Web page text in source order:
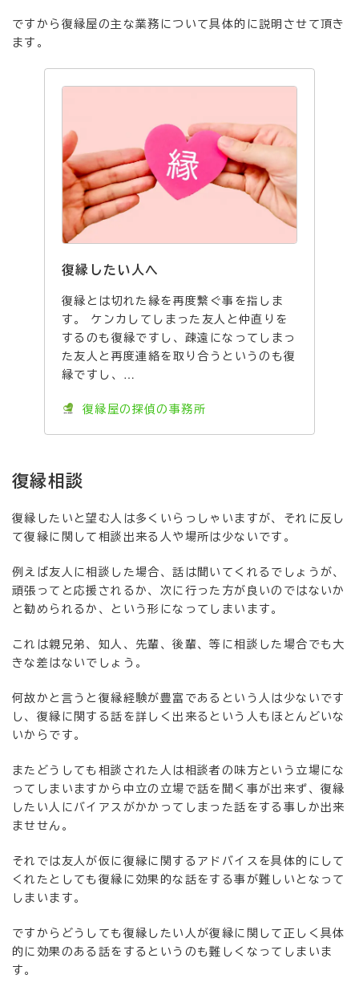
ですから復縁屋の主な業務について具体的に説明させて頂き
ます。
復縁したい人へ
復縁とは切れた縁を再度繋ぐ事を指しま
す。 ケンカしてしまった友人と仲直りを
するのも復縁ですし、疎遠になってしまっ
た友人と再度連絡を取り合うというのも復
縁ですし、…
復縁屋の探偵の事務所
復縁相談
復縁したいと望む人は多くいらっしゃいますが、それに反し
て復縁に関して相談出来る人や場所は少ないです。
例えば友人に相談した場合、話は聞いてくれるでしょうが、
頑張ってと応援されるか、次に行った方が良いのではないか
と勧められるか、という形になってしまいます。
これは親兄弟、知人、先輩、後輩、等に相談した場合でも大
きな差はないでしょう。
何故かと言うと復縁経験が豊富であるという人は少ないです
し、復縁に関する話を詳しく出来るという人もほとんどいな
いからです。
またどうしても相談された人は相談者の味方という立場にな
ってしまいますから中立の立場で話を聞く事が出来ず、復縁
したい人にバイアスがかかってしまった話をする事しか出来
ませせん。
それでは友人が仮に復縁に関するアドバイスを具体的にして
くれたとしても復縁に効果的な話をする事が難しいとなって
しまいます。
ですからどうしても復縁したい人が復縁に関して正しく具体
的に効果のある話をするというのも難しくなってしまいま
す。